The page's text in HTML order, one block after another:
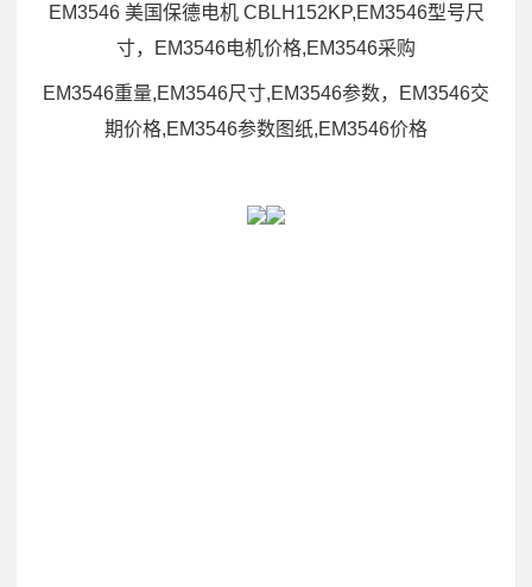
EM3546 美国保德电机 CBLH152KP,EM3546型号尺
寸，EM3546电机价格,EM3546采购
EM3546重量,EM3546尺寸,EM3546参数，EM3546交
期价格,EM3546参数图纸,EM3546价格